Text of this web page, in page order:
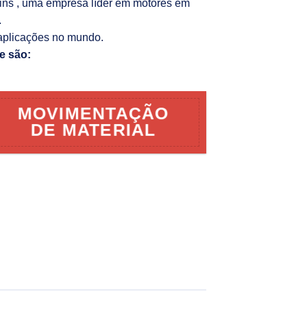
, uma empresa líder em motores em
no mundo.
são:
MOVIMENTAÇÃO
DE MATERIAL